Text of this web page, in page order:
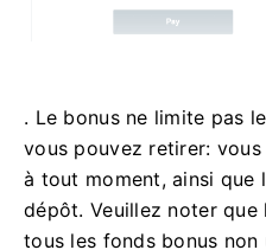
. Le bonus ne limite pas
vous pouvez retirer:
à tout moment, ainsi que
dépôt. Veuillez noter
tous les fonds bonus non